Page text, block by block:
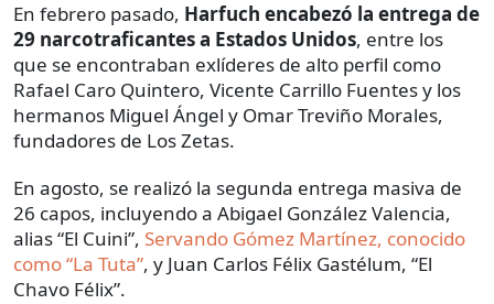
En febrero pasado, Harfuch encabezó la entrega de
29 narcotraficantes a Estados Unidos, entre los
que se encontraban exlíderes de alto perfil como
Rafael Caro Quintero, Vicente Carrillo Fuentes y los
hermanos Miguel Ángel y Omar Treviño Morales,
fundadores de Los Zetas.
En agosto, se realizó la segunda entrega masiva de
26 capos, incluyendo a Abigael González Valencia,
alias “El Cuini”, Servando Gómez Martínez, conocido
como “La Tuta”, y Juan Carlos Félix Gastélum, “El
Chavo Félix”.